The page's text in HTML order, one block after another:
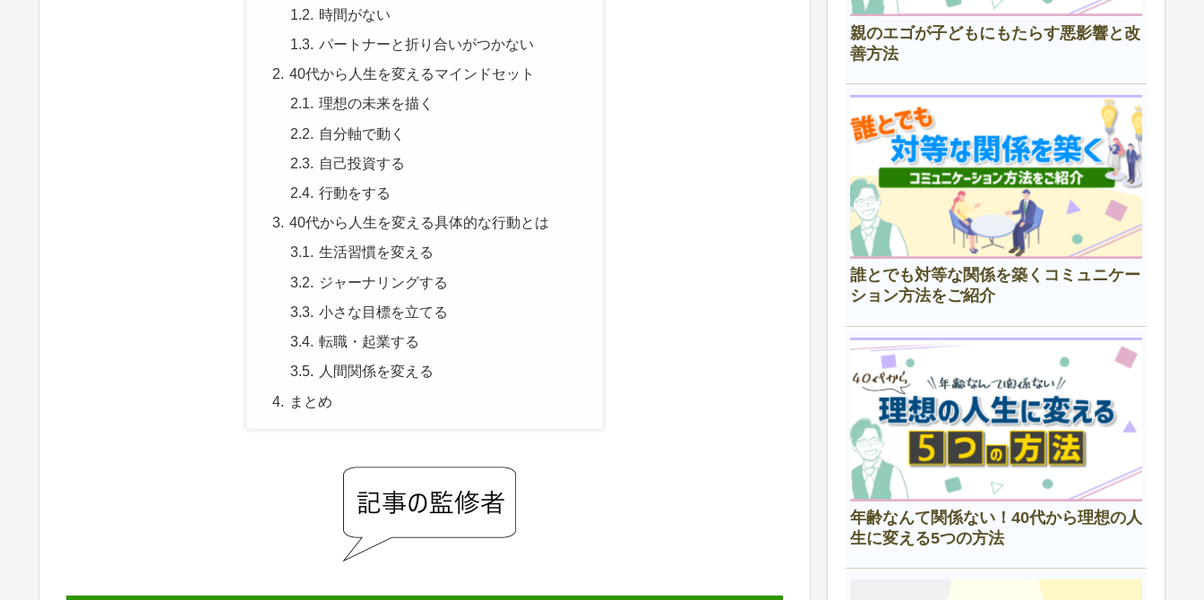
時間がない
パートナーと折り合いがつかない
40代から人生を変えるマインドセット
理想の未来を描く
自分軸で動く
自己投資する
行動をする
40代から人生を変える具体的な行動とは
生活習慣を変える
ジャーナリングする
小さな目標を立てる
転職・起業する
人間関係を変える
まとめ
親のエゴが子どもにもたらす悪影響と改
善方法
誰とでも対等な関係を築くコミュニケー
ション方法をご紹介
年齢なんて関係ない！40代から理想の人
生に変える5つの方法